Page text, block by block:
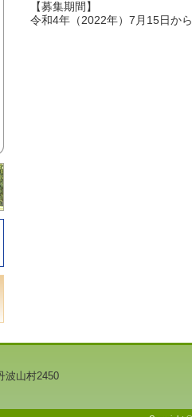
【募集期間】
令和4年（2022年）7月15日か
波山村2450